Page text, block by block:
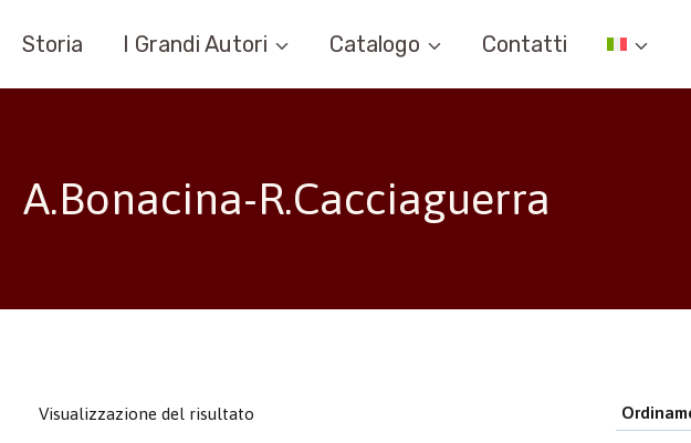
Storia I Grandi Autori Catalogo Contatti
A.Bonacina-R.Cacciaguerra
Visualizzazione del risultato